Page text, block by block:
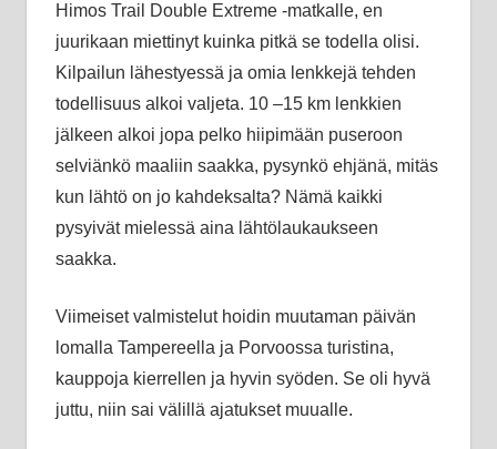
Himos Trail Double Extreme -matkalle, en
juurikaan miettinyt kuinka pitkä se todella olisi.
Kilpailun lähestyessä ja omia lenkkejä tehden
todellisuus alkoi valjeta. 10 –15 km lenkkien
jälkeen alkoi jopa pelko hiipimään puseroon
selviänkö maaliin saakka, pysynkö ehjänä, mitäs
kun lähtö on jo kahdeksalta? Nämä kaikki
pysyivät mielessä aina lähtölaukaukseen
saakka.
Viimeiset valmistelut hoidin muutaman päivän
lomalla Tampereella ja Porvoossa turistina,
kauppoja kierrellen ja hyvin syöden. Se oli hyvä
juttu, niin sai välillä ajatukset muualle.